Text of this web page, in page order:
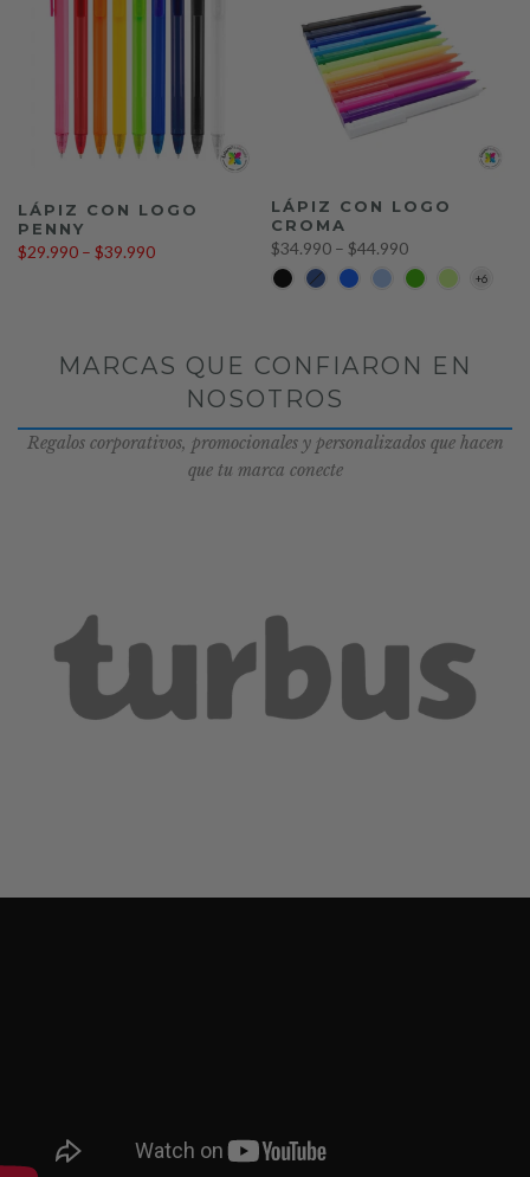
LÁPIZ CON LOGO
PENNY
$29.990 – $39.990
LÁPIZ CON LOGO
CROMA
$34.990 – $44.990
MARCAS QUE CONFIARON EN
NOSOTROS
Regalos corporativos, promocionales y personalizados que hacen
que tu marca conecte